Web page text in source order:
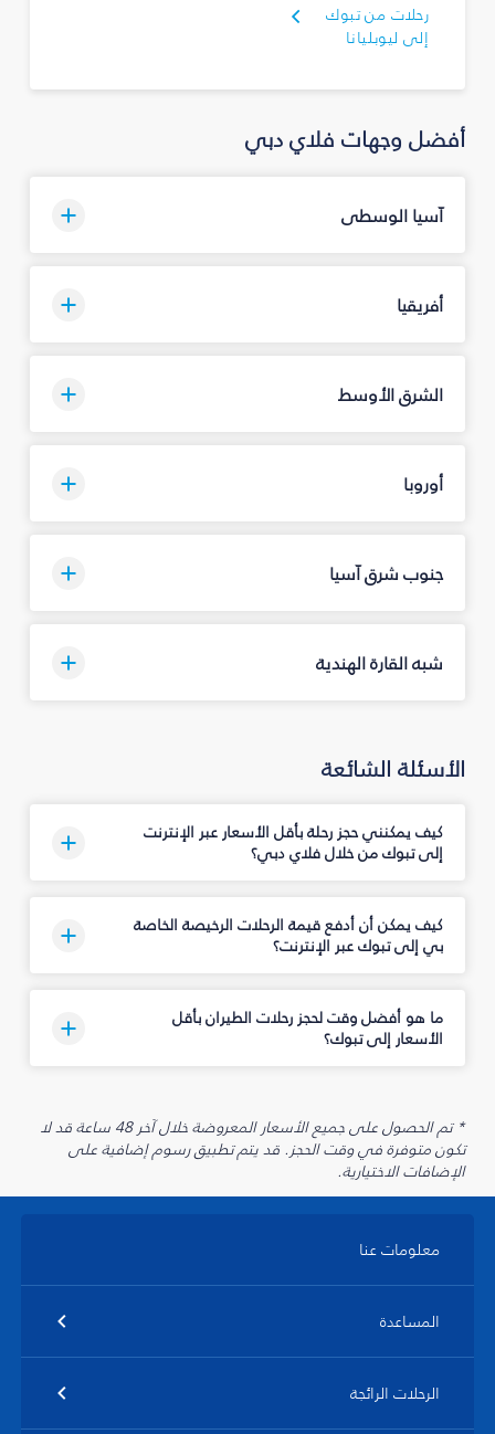
رحلات من تبوك‎
إلى ليوبليانا
أفضل وجهات فلاي دبي
آسيا الوسطى
أفريقيا
الشرق الأوسط
أوروبا
جنوب شرق آسيا
شبه القارة الهندية
الأسئلة الشائعة
كيف يمكنني حجز رحلة بأقل الأسعار عبر الإنترنت
إلى تبوك‎ من خلال فلاي دبي؟
كيف يمكن أن أدفع قيمة الرحلات الرخيصة الخاصة
بي إلى تبوك‎ عبر الإنترنت؟
ما هو أفضل وقت لحجز رحلات الطيران بأقل
الأسعار إلى تبوك‎؟
* تم الحصول على جميع الأسعار المعروضة خلال آخر 48 ساعة قد لا
تكون متوفرة في وقت الحجز. قد يتم تطبيق رسوم إضافية على
الإضافات الاختيارية.
معلومات عنا
المساعدة
الرحلات الرائجة